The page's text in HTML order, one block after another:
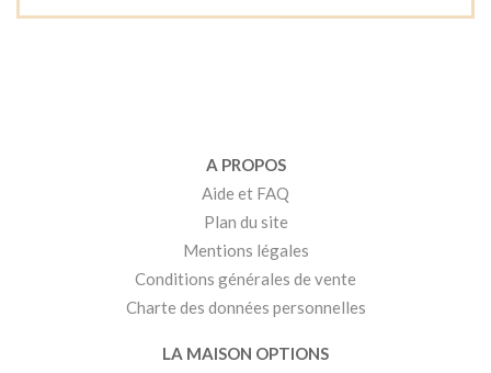
A PROPOS
Aide et FAQ
Plan du site
Mentions légales
Conditions générales de vente
Charte des données personnelles
LA MAISON OPTIONS